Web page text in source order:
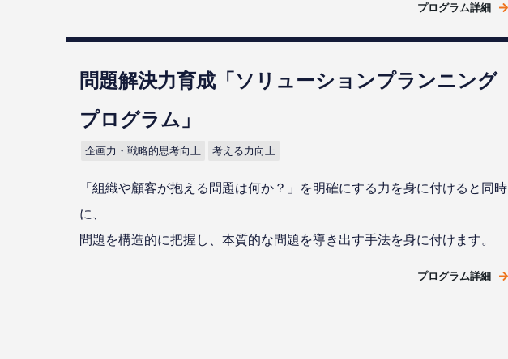
プログラム詳細
問題解決力育成「ソリューションプランニング
プログラム」
企画力・戦略的思考向上 考える力向上
「組織や顧客が抱える問題は何か？」を明確にする力を身に付けると同時
に、
問題を構造的に把握し、本質的な問題を導き出す手法を身に付けます。
プログラム詳細